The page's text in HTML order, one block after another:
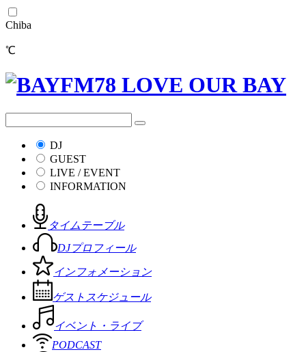
Chiba
℃
DJ
GUEST
LIVE / EVENT
INFORMATION
タイムテーブル
DJプロフィール
インフォメーション
ゲストスケジュール
イベント・ライブ
PODCAST